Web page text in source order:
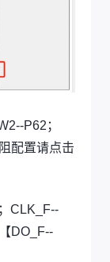
P62；
配置请点击
CLK_F--
DO_F--